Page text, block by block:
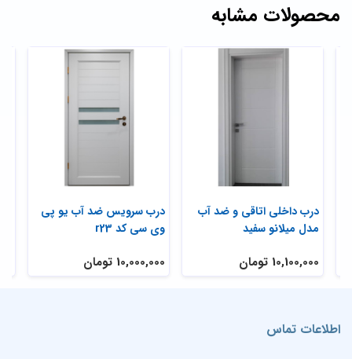
محصولات مشابه
درب سرویس ضد آب یو پی
وی سی کد r23
10,000,000 تومان
درب داخلی اتاقی و ضد آب
مدل میلانو سفید
10,100,000 تومان
اطلاعات تماس